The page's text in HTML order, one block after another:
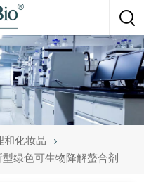
和化妆品
绿色可生物降解螯合剂